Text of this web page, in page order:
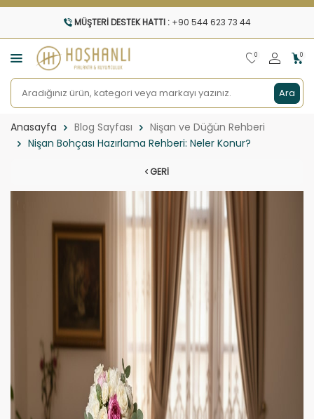
MÜŞTERI DESTEK HATTI : +90 544 623 73 44
Ara
0 0
Anasayfa Blog Sayfası
Nişan ve Düğün Rehberi
Nişan Bohçası Hazırlama Rehberi: Neler Konur?
GERI